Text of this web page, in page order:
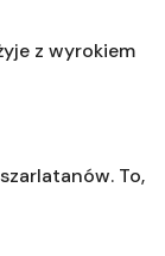
z wyrokiem
To,